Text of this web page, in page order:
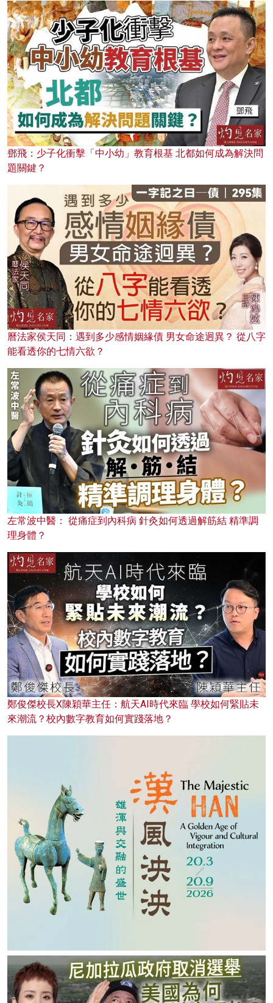
鄧飛：少子化衝擊「中小幼」教育根基 北都如何成為解決問
題關鍵？
曆法家侯天同：遇到多少感情姻緣債 男女命途迥異？ 從八字
能看透你的七情六欲？
左常波中醫： 從痛症到內科病 針灸如何透過解筋結 精準調
理身體？
鄭俊傑校長X陳穎華主任：航天AI時代來臨 學校如何緊貼未
來潮流？校內數字教育如何實踐落地？